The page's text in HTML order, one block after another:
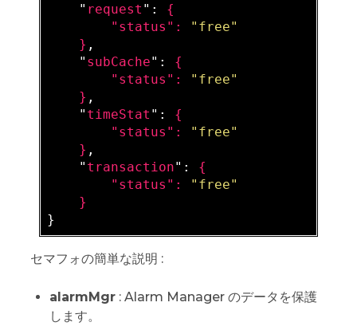
    "
request ": {
        "
status ":
"free"
} ,
    "
subCache": {
        "
status ":
"free"
} ,
    "
timeStat ": {
        "
status ":
"free"
} ,
    "
transaction": {
        "
status ":
"free"
セマフォの簡単な説明 :
alarmMgr: Alarm Manager のデータを保護
します。